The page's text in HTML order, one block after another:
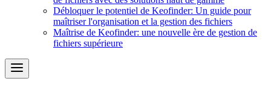
Débloquer le potentiel de Keofinder: Un guide pour
maîtriser l'organisation et la gestion des fichiers
Maîtrise de Keofinder: une nouvelle ère de gestion de
fichiers supérieure